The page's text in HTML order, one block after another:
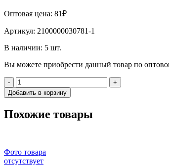
Оптовая цена: 81₽
Артикул: 2100000030781-1
В наличии: 5 шт.
Вы можете приобрести данный товар по
-
+
Добавить в корзину
Похожие товары
Фото товара
отсутствует